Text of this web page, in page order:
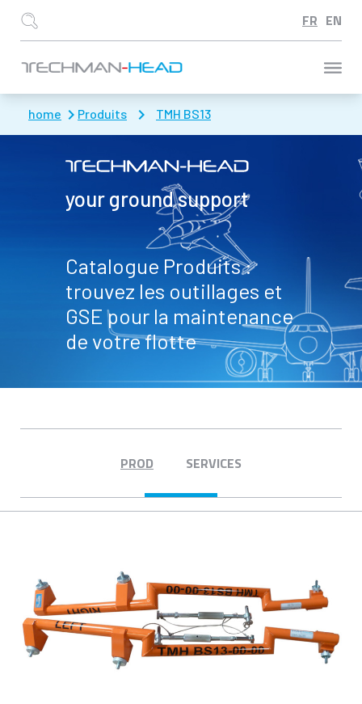
Aller à :
home Produits TMH BS13
your ground support
Catalogue Produits :
trouvez les outillages et
GSE pour la maintenance
de votre flotte
PROD SERVICES